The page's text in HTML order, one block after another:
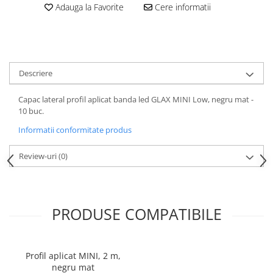
Adauga la Favorite Cere informatii
Descriere
Capac lateral profil aplicat banda led GLAX MINI Low, negru mat -
10 buc.
Informatii conformitate produs
Review-uri(0)
PRODUSE COMPATIBILE
Profil aplicat MINI, 2 m,
negru mat